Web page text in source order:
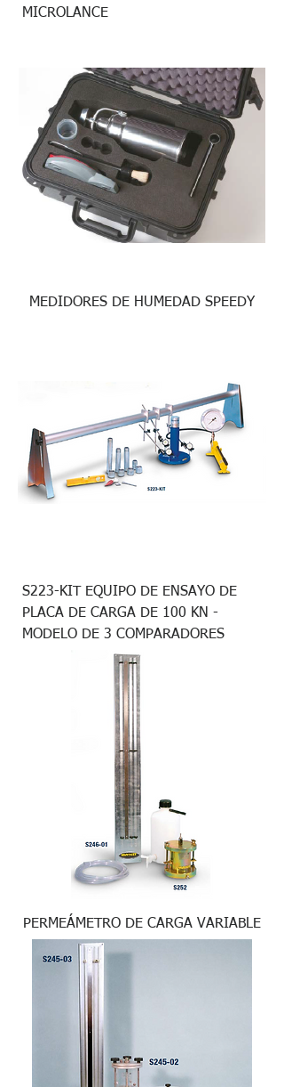
MICROLANCE
MEDIDORES DE HUMEDAD SPEEDY
S223-KIT EQUIPO DE ENSAYO DE
PLACA DE CARGA DE 100 KN -
MODELO DE 3 COMPARADORES
PERMEÁMETRO DE CARGA VARIABLE